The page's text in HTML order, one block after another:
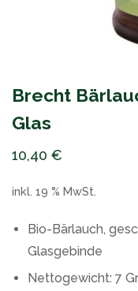
Brecht
Glas
10,40 €
inkl. 19 % MwSt.
Bio-Bärlauch,
Glasgebinde
Nettogewicht: 7